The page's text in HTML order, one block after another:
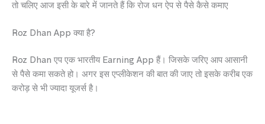
तो चलिए आज इसी के बारे में जानते हैं कि रोज धन ऐप से पैसे कैसे कमाए
Roz Dhan App क्या है?
Roz Dhan एप एक भारतीय Earning App हैं। जिसके जरिए आप आसानी
से पैसे कमा सकते हो। अगर इस एप्लीकेशन की बात की जाए तो इसके करीब एक
करोड़ से भी ज्यादा यूजर्स है।